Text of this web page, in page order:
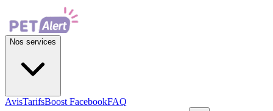
Nos services
AvisTarifsBoost FacebookFAQ